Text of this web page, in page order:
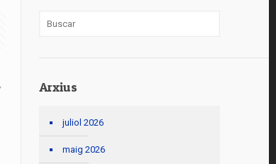
Arxius
juliol 2026
maig 2026